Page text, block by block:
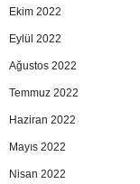
Ekim 2022
Eylül 2022
Ağustos 2022
Temmuz 2022
Haziran 2022
Mayıs 2022
Nisan 2022